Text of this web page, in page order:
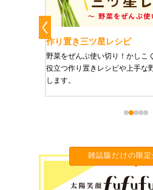
作り置き三ツ星レシピ
野菜をぜんぶ使い切り！かしこ
役立つ作り置きレシピや上手な
します。
雑誌版だけの限定